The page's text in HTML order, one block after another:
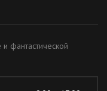
фантастической